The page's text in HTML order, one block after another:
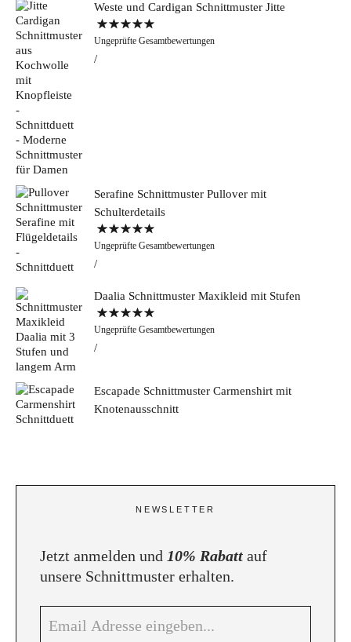
Weste und Cardigan Schnittmuster Jitte
Bewertet mit
5.00von 5
Ungeprüfte Gesamtbewertungen
Serafine Schnittmuster Pullover mit
Schulterdetails
Bewertet mit
5.00von 5
Ungeprüfte Gesamtbewertungen
Daalia Schnittmuster Maxikleid mit Stufen
Bewertet mit
5.00von 5
Ungeprüfte Gesamtbewertungen
Escapade Schnittmuster Carmenshirt mit
Knotenausschnitt
NEWSLETTER
Jetzt anmelden und 10% Rabatt auf
unsere Schnittmuster erhalten.